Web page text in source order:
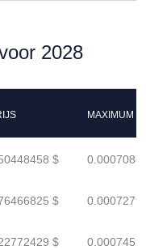
2028
MAXIMUM
$
$
$